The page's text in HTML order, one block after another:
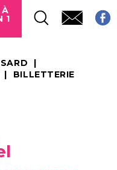
À
1
BILLETTERIE